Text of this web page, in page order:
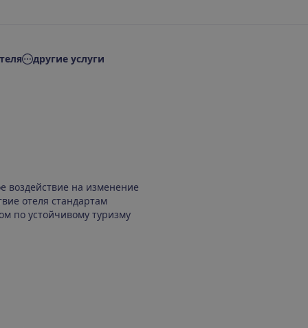
другие услуги
воздействие на изменение
отеля стандартам
по устойчивому туризму